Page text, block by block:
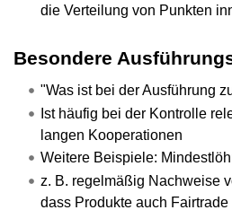
die Verteilung von Punkten
Besondere
"Was ist bei der Ausführung
Ist häufig bei der Kontrolle
langen Kooperationen
Weitere Beispiele:
z. B. regelmäßig Nachweise
dass Produkte auch Fairtrade